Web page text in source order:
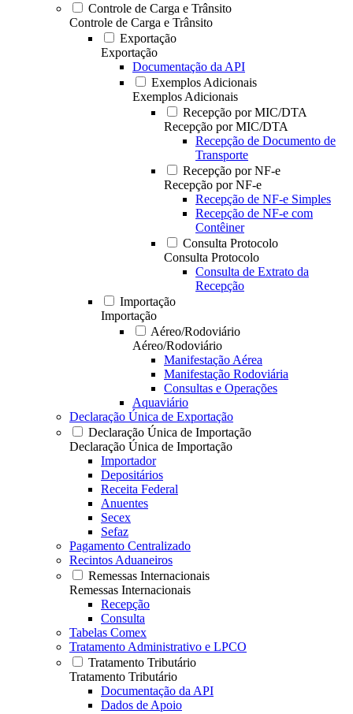
Controle de Carga e Trânsito
Controle de Carga e Trânsito
Exportação
Exportação
Documentação da API
Exemplos Adicionais
Exemplos Adicionais
Recepção por MIC/DTA
Recepção por MIC/DTA
Recepção de Documento de
Transporte
Recepção por NF-e
Recepção por NF-e
Recepção de NF-e Simples
Recepção de NF-e com
Contêiner
Consulta Protocolo
Consulta Protocolo
Consulta de Extrato da
Recepção
Importação
Importação
Aéreo/Rodoviário
Aéreo/Rodoviário
Manifestação Aérea
Manifestação Rodoviária
Consultas e Operações
Aquaviário
Declaração Única de Exportação
Declaração Única de Importação
Declaração Única de Importação
Importador
Depositários
Receita Federal
Anuentes
Secex
Sefaz
Pagamento Centralizado
Recintos Aduaneiros
Remessas Internacionais
Remessas Internacionais
Recepção
Consulta
Tabelas Comex
Tratamento Administrativo e LPCO
Tratamento Tributário
Tratamento Tributário
Documentação da API
Dados de Apoio